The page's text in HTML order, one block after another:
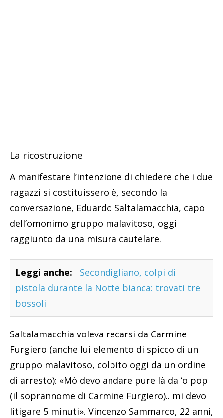
La ricostruzione
A manifestare l’intenzione di chiedere che i due
ragazzi si costituissero è, secondo la
conversazione, Eduardo Saltalamacchia, capo
dell’omonimo gruppo malavitoso, oggi
raggiunto da una misura cautelare.
Leggi anche:
Secondigliano, colpi di
pistola durante la Notte bianca: trovati tre
bossoli
Saltalamacchia voleva recarsi da Carmine
Furgiero (anche lui elemento di spicco di un
gruppo malavitoso, colpito oggi da un ordine
di arresto): «Mò devo andare pure là da ‘o pop
(il soprannome di Carmine Furgiero).. mi devo
litigare 5 minuti». Vincenzo Sammarco, 22 anni,